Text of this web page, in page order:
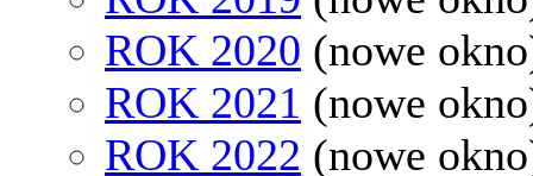
ROK 2020 (nowe
ROK 2021 (nowe
ROK 2022 (nowe